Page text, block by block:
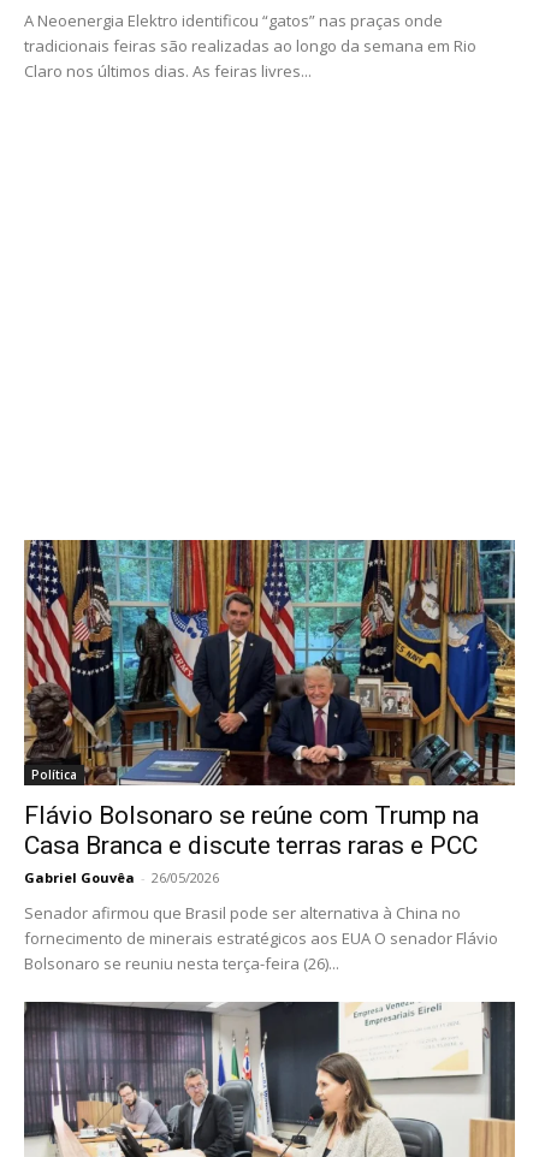
A Neoenergia Elektro identificou “gatos” nas praças onde
tradicionais feiras são realizadas ao longo da semana em Rio
Claro nos últimos dias. As feiras livres...
Política
Flávio Bolsonaro se reúne com Trump na
Casa Branca e discute terras raras e PCC
Gabriel Gouvêa - 26/05/2026
Senador afirmou que Brasil pode ser alternativa à China no
fornecimento de minerais estratégicos aos EUA O senador Flávio
Bolsonaro se reuniu nesta terça-feira (26)...